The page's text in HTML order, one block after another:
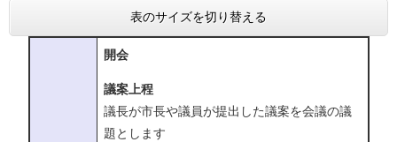
表のサイズを切り替える
開会
議案上程
議長が市長や議員が提出した議案を会議の議
題とします